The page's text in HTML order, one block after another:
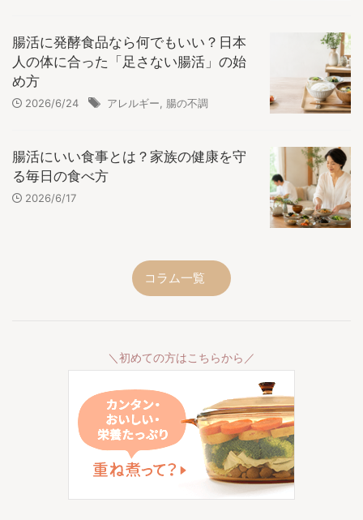
腸活に発酵食品なら何でもいい？日本
人の体に合った「足さない腸活」の始
め方
2026/6/24 アレルギー 腸の不調
腸活にいい食事とは？家族の健康を守
る毎日の食べ方
2026/6/17
コラム一覧
＼初めての方はこちらから／